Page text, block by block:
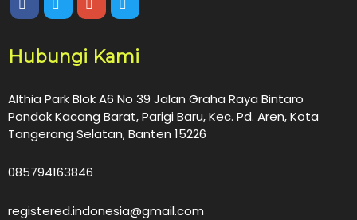
Hubungi Kami
Althia Park Blok A6 No 39 Jalan Graha Raya Bintaro
Pondok Kacang Barat, Parigi Baru, Kec. Pd. Aren, Kota
Tangerang Selatan, Banten 15226
085794163846
registered.indonesia@gmail.com